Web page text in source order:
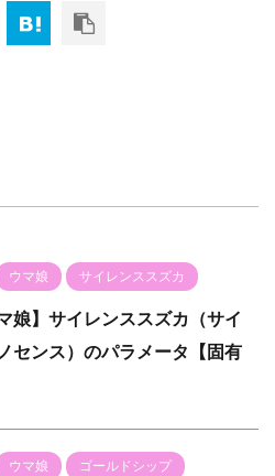
ウマ娘 サイレンススズカ
娘】サイレンススズカ（サイ
センス）のパラメータ【固有
ウマ娘 ゴールドシップ